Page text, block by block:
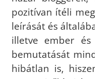
pozitívan ítéli
leírását és
illetve ember és
bemutatását
hibátlan is,